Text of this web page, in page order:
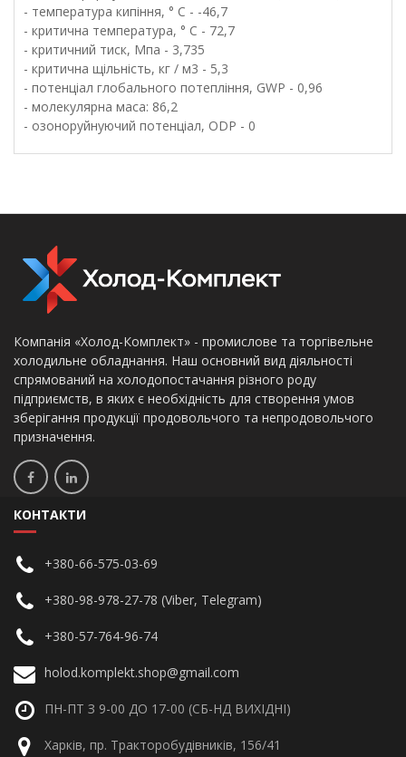
- температура кипіння, ° С - -46,7
- критична температура, ° С - 72,7
- критичний тиск, Мпа - 3,735
- критична щільність, кг / м3 - 5,3
- потенціал глобального потепління, GWP - 0,96
- молекулярна маса: 86,2
- озоноруйнуючий потенціал, ODP - 0
Компанія «Холод-Комплект» - промислове та торгівельне
холодильне обладнання. Наш основний вид діяльності
спрямований на холодопостачання різного роду
підприємств, в яких є необхідність для створення умов
зберігання продукції продовольчого та непродовольчого
призначення.
КОНТАКТИ
+380-66-575-03-69
+380-98-978-27-78 (Viber, Telegram)
+380-57-764-96-74
holod.komplekt.shop@gmail.com
ПН-ПТ З 9-00 ДО 17-00 (СБ-НД ВИХІДНІ)
Харків, пр. Тракторобудівників, 156/41